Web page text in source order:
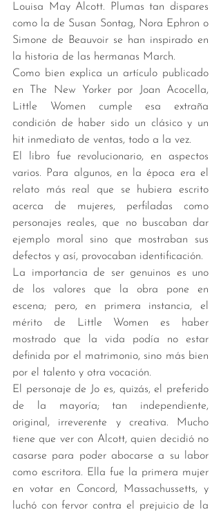
Louisa May Alcott. Plumas tan dispares
como la de Susan Sontag, Nora Ephron o
Simone de Beauvoir se han inspirado en
la historia de las hermanas March.
Como bien explica un artículo publicado
en The New Yorker por Joan Acocella,
Little Women cumple esa extraña
condición de haber sido un clásico y un
hit inmediato de ventas, todo a la vez.
El libro fue revolucionario, en aspectos
varios. Para algunos, en la época era el
relato más real que se hubiera escrito
acerca de mujeres, perfiladas como
personajes reales, que no buscaban dar
ejemplo moral sino que mostraban sus
defectos y así, provocaban identificación.
La importancia de ser genuinos es uno
de los valores que la obra pone en
escena; pero, en primera instancia, el
mérito de Little Women es haber
mostrado que la vida podía no estar
definida por el matrimonio, sino más bien
por el talento y otra vocación.
El personaje de Jo es, quizás, el preferido
de la mayoría; tan independiente,
original, irreverente y creativa. Mucho
tiene que ver con Alcott, quien decidió no
casarse para poder abocarse a su labor
como escritora. Ella fue la primera mujer
en votar en Concord, Massachussetts, y
luchó con fervor contra el prejuicio de la